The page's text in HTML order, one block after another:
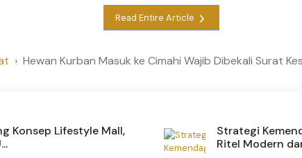
Read Entire Article
Hewan Kurban Masuk ke Cimahi Wajib Dibekali Surat
Konsep Lifestyle Mall,
Strategi
Ritel Modern